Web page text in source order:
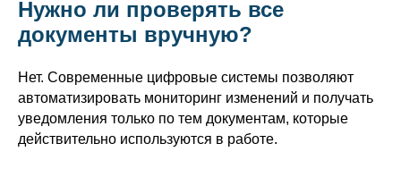
Нужно ли проверять все
документы вручную?
Нет. Современные цифровые системы позволяют
автоматизировать мониторинг изменений и получать
уведомления только по тем документам, которые
действительно используются в работе.